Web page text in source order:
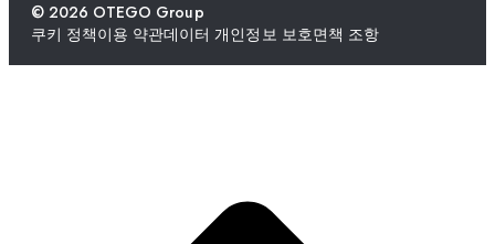
© 2026 OTEGO Group
쿠키 정책이용 약관데이터 개인정보 보호면책 조항